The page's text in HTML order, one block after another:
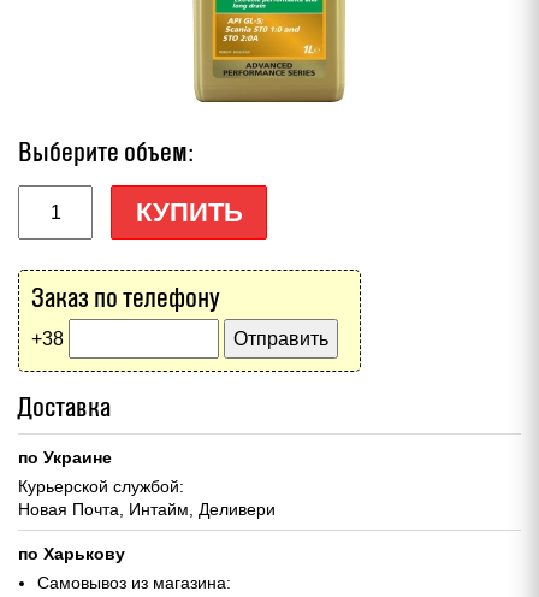
Выберите объем:
КУПИТЬ
Заказ по телефону
+38
Доставка
по Украине
Курьерской службой:
Новая Почта, Интайм, Деливери
по Харькову
Самовывоз из магазина: